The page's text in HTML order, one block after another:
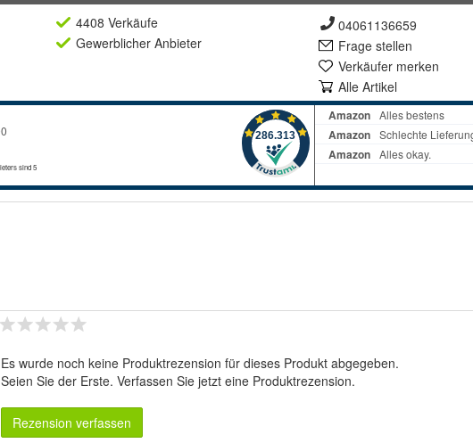
4408 Verkäufe
Gewerblicher Anbieter
04061136659
Frage stellen
Verkäufer merken
Alle Artikel
Es wurde noch keine Produktrezension für dieses Produkt abgegeben.
Seien Sie der Erste. Verfassen Sie jetzt eine Produktrezension.
Rezension verfassen